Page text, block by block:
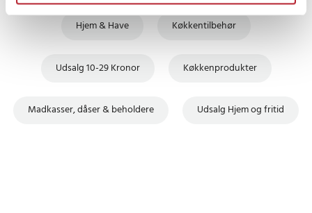
Hjem & Have Køkkentilbehør
Udsalg 10-29 Kronor Køkkenprodukter
Madkasser, dåser & beholdere Udsalg Hjem og fritid